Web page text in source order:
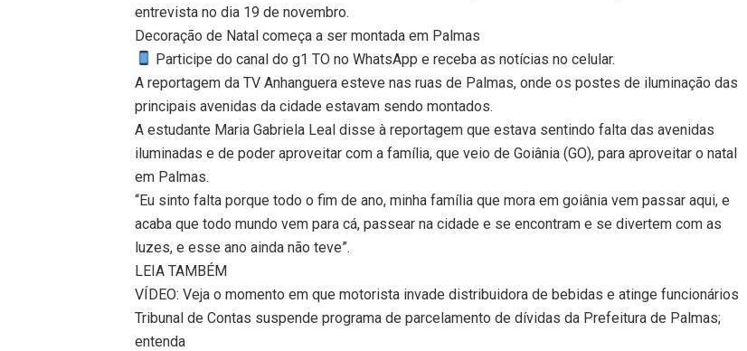
entrevista no dia 19 de novembro.
Decoração de Natal começa a ser montada em Palmas
Participe do canal do g1 TO no WhatsApp e receba as notícias no celular.
A reportagem da TV Anhanguera esteve nas ruas de Palmas, onde os postes de iluminação das
principais avenidas da cidade estavam sendo montados.
A estudante Maria Gabriela Leal disse à reportagem que estava sentindo falta das avenidas
iluminadas e de poder aproveitar com a família, que veio de Goiânia (GO), para aproveitar o natal
em Palmas.
“Eu sinto falta porque todo o fim de ano, minha família que mora em goiânia vem passar aqui, e
acaba que todo mundo vem para cá, passear na cidade e se encontram e se divertem com as
luzes, e esse ano ainda não teve”.
LEIA TAMBÉM
VÍDEO: Veja o momento em que motorista invade distribuidora de bebidas e atinge funcionários
Tribunal de Contas suspende programa de parcelamento de dívidas da Prefeitura de Palmas;
entenda